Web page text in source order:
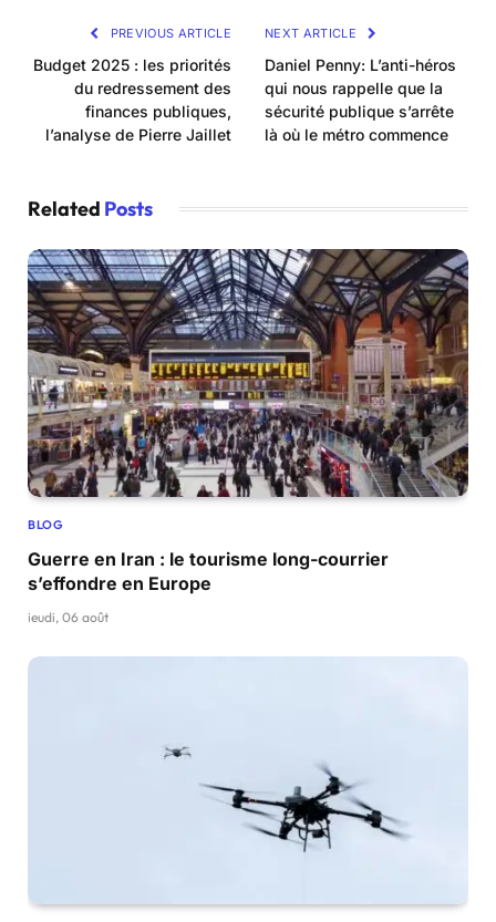
PREVIOUS ARTICLE
Budget 2025 : les priorités
du redressement des
finances publiques,
l’analyse de Pierre Jaillet
NEXT ARTICLE
Daniel Penny: L’anti-héros
qui nous rappelle que la
sécurité publique s’arrête
là où le métro commence
Related Posts
BLOG
Guerre en Iran : le tourisme long-courrier
s’effondre en Europe
jeudi, 06 août